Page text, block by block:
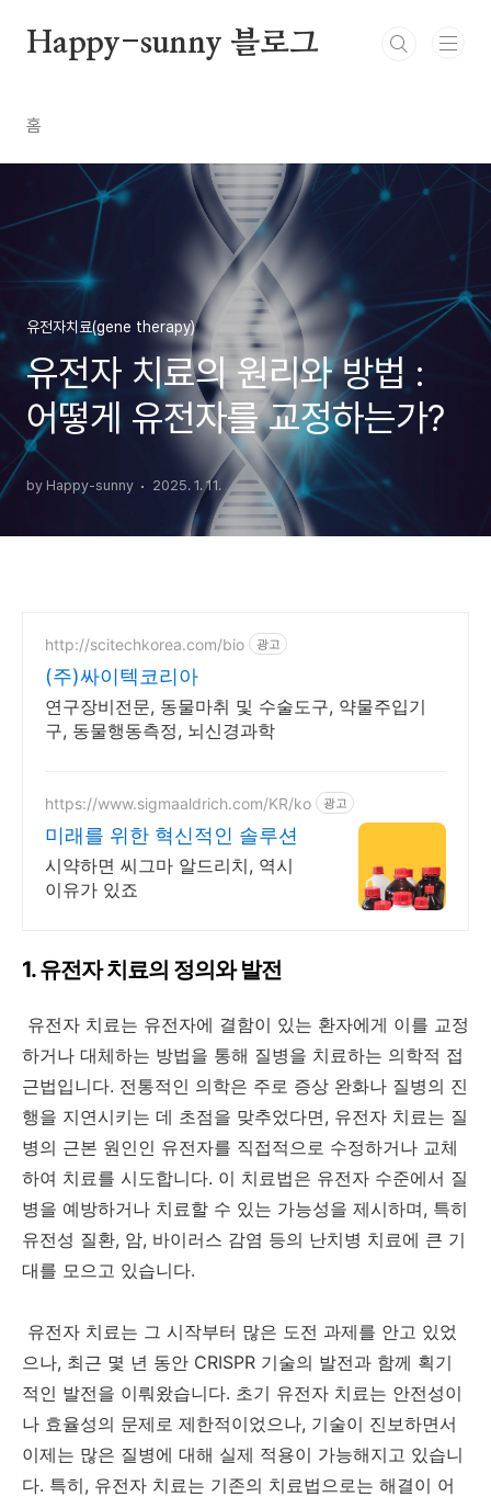
Happy-sunny 블로그
홈
유전자치료(gene therapy)
유전자 치료의 원리와 방법 :
어떻게 유전자를 교정하는가?
by Happy-sunny 2025. 1. 11.
http://scitechkorea.com/bio 광고
(주)싸이텍코리아
연구장비전문, 동물마취 및 수술도구, 약물주입기
구, 동물행동측정, 뇌신경과학
https://www.sigmaaldrich.com/KR/ko 광고
미래를 위한 혁신적인 솔루션
시약하면 씨그마 알드리치, 역시
이유가 있죠
1. 유전자 치료의 정의와 발전
유전자 치료는 유전자에 결함이 있는 환자에게 이를 교정
하거나 대체하는 방법을 통해 질병을 치료하는 의학적 접
근법입니다. 전통적인 의학은 주로 증상 완화나 질병의 진
행을 지연시키는 데 초점을 맞추었다면, 유전자 치료는 질
병의 근본 원인인 유전자를 직접적으로 수정하거나 교체
하여 치료를 시도합니다. 이 치료법은 유전자 수준에서 질
병을 예방하거나 치료할 수 있는 가능성을 제시하며, 특히
유전성 질환, 암, 바이러스 감염 등의 난치병 치료에 큰 기
대를 모으고 있습니다.
유전자 치료는 그 시작부터 많은 도전 과제를 안고 있었
으나, 최근 몇 년 동안 CRISPR 기술의 발전과 함께 획기
적인 발전을 이뤄왔습니다. 초기 유전자 치료는 안전성이
나 효율성의 문제로 제한적이었으나, 기술이 진보하면서
이제는 많은 질병에 대해 실제 적용이 가능해지고 있습니
다. 특히, 유전자 치료는 기존의 치료법으로는 해결이 어